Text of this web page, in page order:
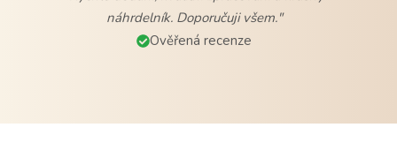
Ověřená recenze
"Rychlé doručení, krásné balení.Všem doporučuji."
Ověřená recenze